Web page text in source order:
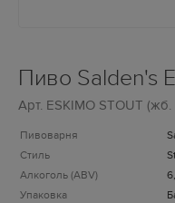
Пиво Salden's
Арт. ESKIMO STOUT (жб.
Пивоварня
Стиль
Алкоголь (ABV)
Упаковка